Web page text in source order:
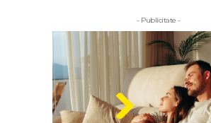
- Publicitate -